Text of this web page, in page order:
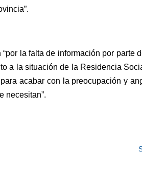
la falta de información por parte
a la situación de la Residencia
acabar con la preocupación y
necesitan”.